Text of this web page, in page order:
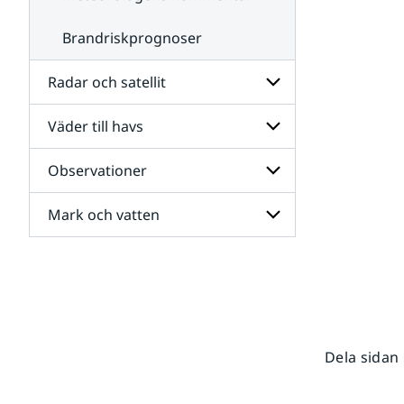
Brandriskprognoser
Radar och satellit
Undersidor
för
Radar
och
satellit
Väder till havs
Undersidor
för
Väder
till
havs
Observationer
Undersidor
för
Mark och vatten
Dela sidan